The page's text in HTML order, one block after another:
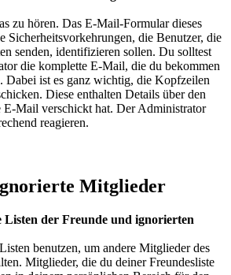
zu hören. Das E-Mail-Formular dieses
Sicherheitsvorkehrungen, die Benutzer, die
senden, identifizieren sollen. Du solltest
die komplette E-Mail, die du bekommen
Dabei ist es ganz wichtig, die Kopfzeilen
Diese enthalten Details über den
E-Mail verschickt hat. Der Administrator
reagieren.
Mitglieder
Listen der Freunde und ignorierten
benutzen, um andere Mitglieder des
Mitglieder, die du deiner Freundesliste